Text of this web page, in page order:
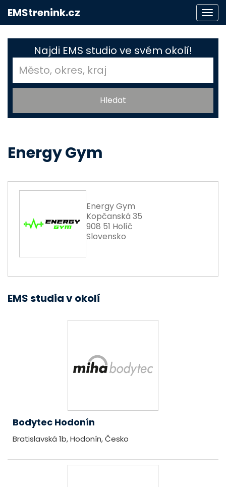
EMStrenink.cz
Najdi EMS studio ve svém okolí!
Energy Gym
Energy Gym
Kopčanská 35
908 51 Holíč
Slovensko
EMS studia v okolí
Bodytec Hodonín
Bratislavská 1b, Hodonín, Česko